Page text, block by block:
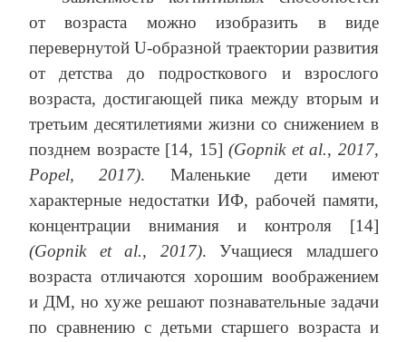
от возраста можно изобразить в виде
перевернутой U-образной траектории развития
от детства до подросткового и взрослого
возраста, достигающей пика между вторым и
третьим десятилетиями жизни со снижением в
позднем возрасте [14, 15](Gopnik et al., 2017,
Popel, 2017). Маленькие дети имеют
характерные недостатки ИФ, рабочей памяти,
концентрации внимания и контроля [14]
(Gopnik et al., 2017). Учащиеся младшего
возраста отличаются хорошим воображением
и ДМ, но хуже решают познавательные задачи
по сравнению с детьми старшего возраста и